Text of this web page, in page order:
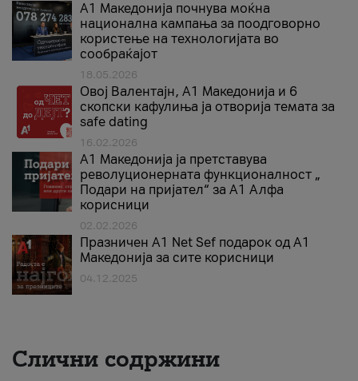
A1 Македонија почнува моќна
национална кампања за поодговорно
користење на технологијата во
сообраќајот
18.05.2026
Овој Валентајн, A1 Македонија и 6
скопски кафулиња ја отворија темата за
safe dating
16.02.2026
А1 Македонија ја претставува
револуционерната функционалност „
Подари на пријател“ за А1 Алфа
корисници
02.02.2026
Празничен A1 Net Sеf подарок од А1
Македонија за сите корисници
04.12.2025
Слични содржини